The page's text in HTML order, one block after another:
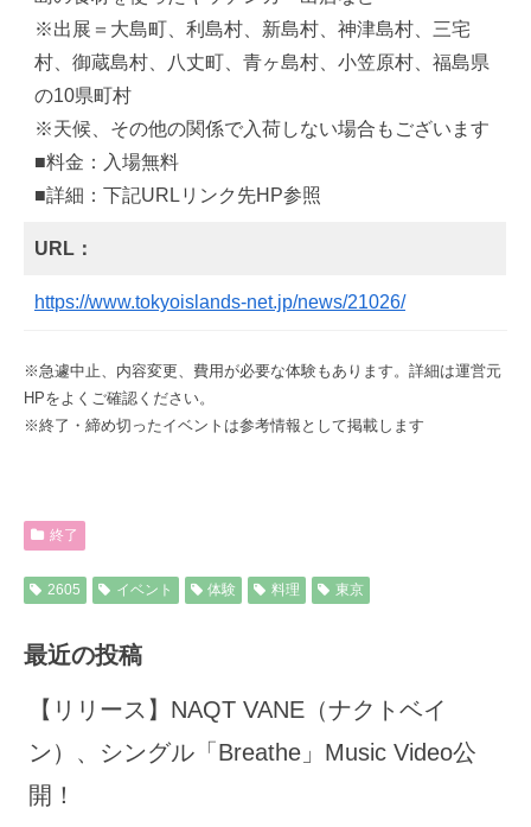
※出展＝大島町、利島村、新島村、神津島村、三宅
村、御蔵島村、八丈町、青ヶ島村、小笠原村、福島県
の10県町村
※天候、その他の関係で入荷しない場合もございます
■料金：入場無料
■詳細：下記URLリンク先HP参照
URL：
https://www.tokyoislands-net.jp/news/21026/
※急遽中止、内容変更、費用が必要な体験もあります。詳細は運営元
HPをよくご確認ください。
※終了・締め切ったイベントは参考情報として掲載します
終了
2605 イベント 体験 料理 東京
最近の投稿
【リリース】NAQT VANE（ナクトベイ
ン）、シングル「Breathe」Music Video公
開！